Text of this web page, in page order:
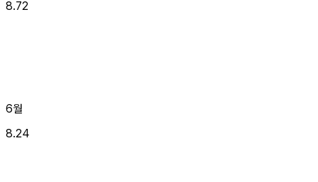
8.72
6월
8.24